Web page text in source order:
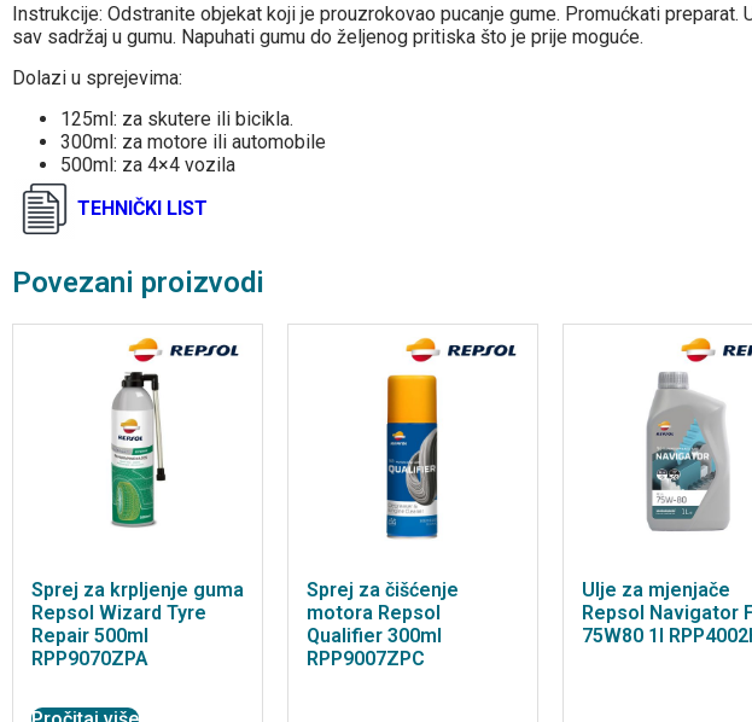
Instrukcije: Odstranite objekat koji je prouzrokovao pucanje gume. Promućkati
sav sadržaj u gumu. Napuhati gumu do željenog pritiska što je prije moguće.
Dolazi u sprejevima:
125ml: za skutere ili bicikla.
300ml: za motore ili automobile
500ml: za 4×4 vozila
TEHNIČKI LIST
Povezani proizvodi
Sprej za krpljenje guma
Repsol Wizard Tyre
Repair 500ml
RPP9070ZPA
Sprej za čišćenje
motora Repsol
Qualifier 300ml
RPP9007ZPC
Ulje za mjenjače
Repsol Navigator
75W80 1l